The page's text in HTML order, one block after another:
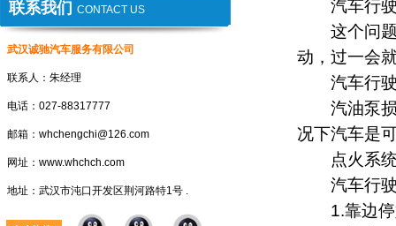
联系我们 CONTACT US
武汉诚驰汽车服务有限公司
联系人：朱经理
电话：027-88317777
邮箱：whchengchi@126.com
网址：www.whchch.com
地址：武汉市沌口开发区荆河路特1号 .
汽车行驶
这个问题
动，过一会
汽车行驶
汽油泵损
况下汽车是
点火系统
汽车行驶
1.靠边停